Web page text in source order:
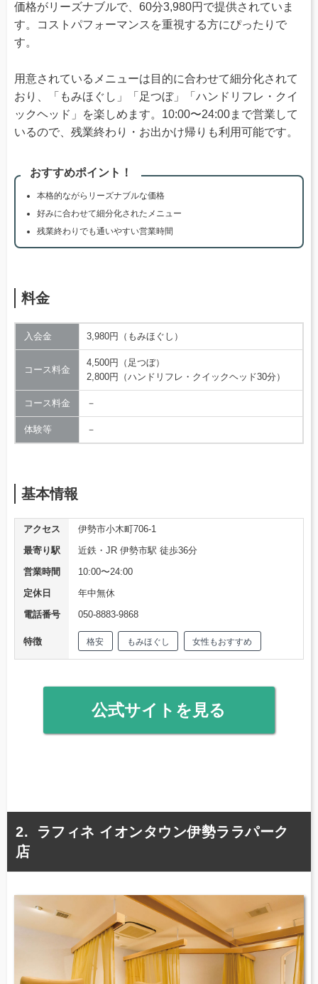
価格がリーズナブルで、60分3,980円で提供されていま
す。コストパフォーマンスを重視する方にぴったりで
す。
用意されているメニューは目的に合わせて細分化されて
おり、「もみほぐし」「足つぼ」「ハンドリフレ・クイ
ックヘッド」を楽しめます。10:00〜24:00まで営業して
いるので、残業終わり・お出かけ帰りも利用可能です。
おすすめポイント！
本格的ながらリーズナブルな価格
好みに合わせて細分化されたメニュー
残業終わりでも通いやすい営業時間
料金
入会金 3,980円（もみほぐし）
コース料金
4,500円（足つぼ）
2,800円（ハンドリフレ・クイックヘッド30分）
コース料金 －
体験等 －
基本情報
アクセス
伊勢市小木町706-1
最寄り駅
近鉄・JR 伊勢市駅 徒歩36分
営業時間
10:00〜24:00
定休日
年中無休
電話番号
050-8883-9868
特徴 格安 もみほぐし 女性もおすすめ
公式サイトを見る
ラフィネ イオンタウン伊勢ララパーク
店